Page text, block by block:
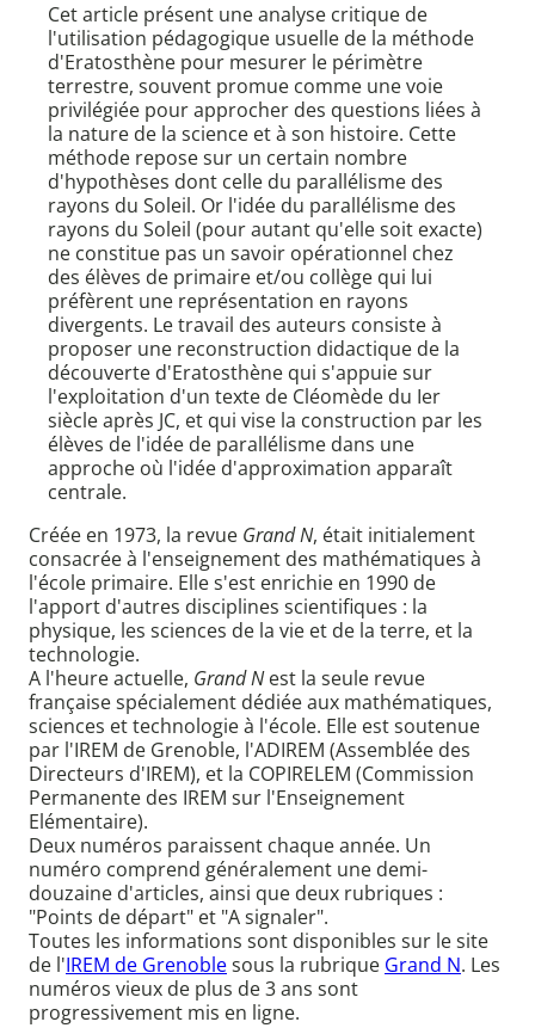
Cet article présent une analyse critique de
l'utilisation pédagogique usuelle de la méthode
d'Eratosthène pour mesurer le périmètre
terrestre, souvent promue comme une voie
privilégiée pour approcher des questions liées à
la nature de la science et à son histoire. Cette
méthode repose sur un certain nombre
d'hypothèses dont celle du parallélisme des
rayons du Soleil. Or l'idée du parallélisme des
rayons du Soleil (pour autant qu'elle soit exacte)
ne constitue pas un savoir opérationnel chez
des élèves de primaire et/ou collège qui lui
préfèrent une représentation en rayons
divergents. Le travail des auteurs consiste à
proposer une reconstruction didactique de la
découverte d'Eratosthène qui s'appuie sur
l'exploitation d'un texte de Cléomède du Ier
siècle après JC, et qui vise la construction par les
élèves de l'idée de parallélisme dans une
approche où l'idée d'approximation apparaît
centrale.
Créée en 1973, la revue Grand N, était initialement
consacrée à l'enseignement des mathématiques à
l'école primaire. Elle s'est enrichie en 1990 de
l'apport d'autres disciplines scientifiques : la
physique, les sciences de la vie et de la terre, et la
technologie.
A l'heure actuelle, Grand Nest la seule revue
française spécialement dédiée aux mathématiques,
sciences et technologie à l'école. Elle est soutenue
par l'IREM de Grenoble, l'ADIREM (Assemblée des
Directeurs d'IREM), et la COPIRELEM (Commission
Permanente des IREM sur l'Enseignement
Elémentaire).
Deux numéros paraissent chaque année. Un
numéro comprend généralement une demi-
douzaine d'articles, ainsi que deux rubriques :
"Points de départ" et "A signaler".
Toutes les informations sont disponibles sur le site
de l'IREM de Grenoblesous la rubrique Grand N. Les
numéros vieux de plus de 3 ans sont
progressivement mis en ligne.